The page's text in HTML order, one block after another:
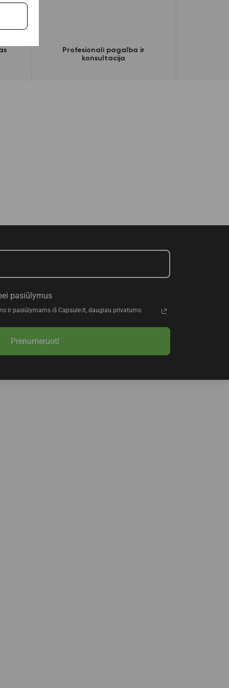
Profesionali pagalba ir
konsultacija
pasiūlymus
ir pasiūlymams iš Capsule.lt, daugiau privatumo
Prenumeruoti